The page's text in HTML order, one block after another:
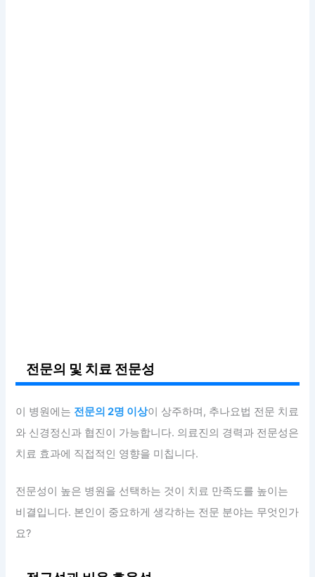
전문의 및 치료 전문성
이 병원에는 전문의 2명 이상이 상주하며, 추나요법 전문 치료
와 신경정신과 협진이 가능합니다. 의료진의 경력과 전문성은
치료 효과에 직접적인 영향을 미칩니다.
전문성이 높은 병원을 선택하는 것이 치료 만족도를 높이는
비결입니다. 본인이 중요하게 생각하는 전문 분야는 무엇인가
요?